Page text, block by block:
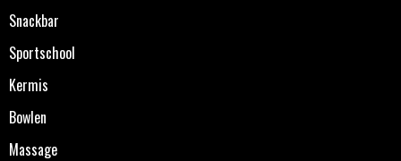
Snackbar
Sportschool
Kermis
Bowlen
Massage